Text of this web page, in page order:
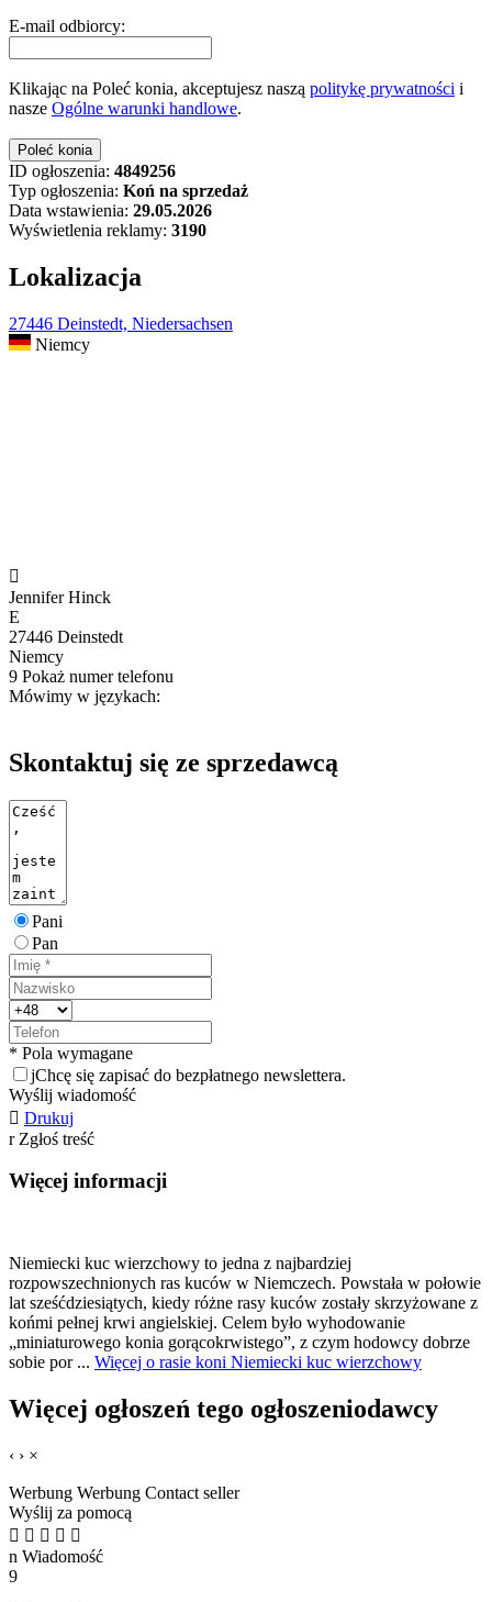
E-mail odbiorcy:
Klikając na Poleć konia, akceptujesz naszą politykę prywatności i
nasze Ogólne warunki handlowe.
ID ogłoszenia: 4849256
Typ ogłoszenia: Koń na sprzedaż
Data wstawienia: 29.05.2026
Wyświetlenia reklamy: 3190
Lokalizacja
27446 Deinstedt, Niedersachsen
Niemcy

Jennifer Hinck
E
27446 Deinstedt
Niemcy
9 Pokaż numer telefonu
Mówimy w językach:
Skontaktuj się ze sprzedawcą
Pani
Pan
* Pola wymagane
jChcę się zapisać do bezpłatnego newslettera.
Wyślij wiadomość
 Drukuj
r Zgłoś treść
Więcej informacji
Niemiecki kuc wierzchowy to jedna z najbardziej
rozpowszechnionych ras kuców w Niemczech. Powstała w połowie
lat sześćdziesiątych, kiedy różne rasy kuców zostały skrzyżowane z
końmi pełnej krwi angielskiej. Celem było wyhodowanie
„miniaturowego konia gorącokrwistego”, z czym hodowcy dobrze
sobie por ... Więcej o rasie koni Niemiecki kuc wierzchowy
Więcej ogłoszeń tego ogłoszeniodawcy
‹ › ×
Werbung Werbung Contact seller
Wyślij za pomocą
    
n Wiadomość
9